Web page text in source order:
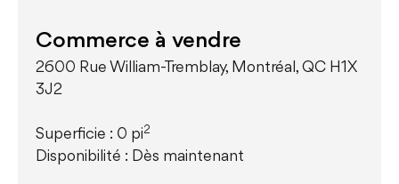
Commerce à vendre
2600 Rue William-Tremblay, Montréal, QC H1X
3J2
Superficie : 0 pi2
Disponibilité : Dès maintenant